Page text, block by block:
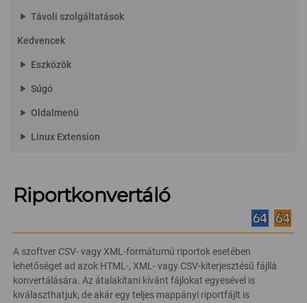
play_arrow Távoli szolgáltatások
Kedvencek
play_arrow Eszközök
play_arrow Súgó
play_arrow Oldalmenü
play_arrow Linux Extension
Riportkonvertáló
A szoftver CSV- vagy XML-formátumú riportok esetében
lehetőséget ad azok HTML-, XML- vagy CSV-kiterjesztésű fájllá
konvertálására. Az átalakítani kívánt fájlokat egyesével is
kiválaszthatjuk, de akár egy teljes mappányi riportfájlt is